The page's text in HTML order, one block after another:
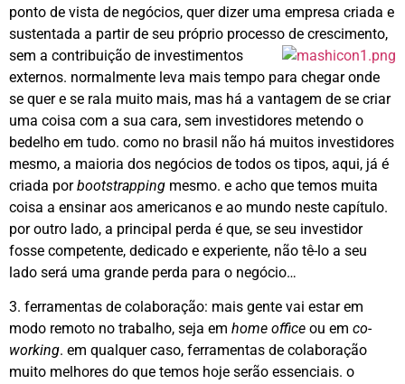
ponto de vista de negócios, quer dizer uma empresa criada e
sustentada a partir de seu próprio processo de crescimento,
sem a contribuição de investimentos
externos. normalmente leva mais tempo para chegar onde
se quer e se rala muito mais, mas há a vantagem de se criar
uma coisa com a sua cara, sem investidores metendo o
bedelho em tudo. como no brasil não há muitos investidores
mesmo, a maioria dos negócios de todos os tipos, aqui, já é
criada porbootstrapping mesmo. e acho que temos muita
coisa a ensinar aos americanos e ao mundo neste capítulo.
por outro lado, a principal perda é que, se seu investidor
fosse competente, dedicado e experiente, não tê-lo a seu
lado será uma grande perda para o negócio…
3. ferramentas de colaboração: mais gente vai estar em
modo remoto no trabalho, seja em home office ou em co-
working. em qualquer caso, ferramentas de colaboração
muito melhores do que temos hoje serão essenciais. o